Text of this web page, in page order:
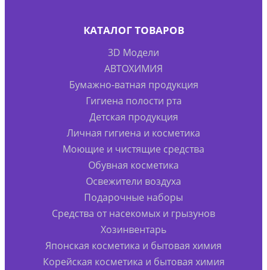
КАТАЛОГ ТОВАРОВ
3D Модели
АВТОХИМИЯ
Бумажно-ватная продукция
Гигиена полости рта
Детская продукция
Личная гигиена и косметика
Моющие и чистящие средства
Обувная косметика
Освежители воздуха
Подарочные наборы
Средства от насекомых и грызунов
Хозинвентарь
Японская косметика и бытовая химия
Корейская косметика и бытовая химия